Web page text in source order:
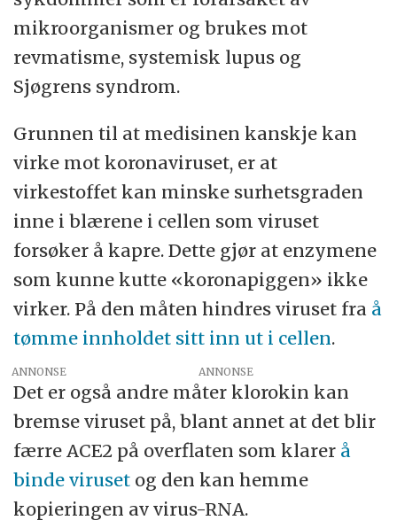
mikroorganismer og brukes mot
revmatisme, systemisk lupus og
Sjøgrens syndrom.
Grunnen til at medisinen kanskje kan
virke mot koronaviruset, er at
virkestoffet kan minske surhetsgraden
inne i blærene i cellen som viruset
forsøker å kapre. Dette gjør at enzymene
som kunne kutte «koronapiggen» ikke
virker. På den måten hindres viruset fra å
tømme innholdet sitt inn ut i cellen.
ANNONSE
Det er også andre måter klorokin kan
bremse viruset på, blant annet at det blir
færre ACE2 på overflaten som klarer å
binde viruset og den kan hemme
kopieringen av virus-RNA.